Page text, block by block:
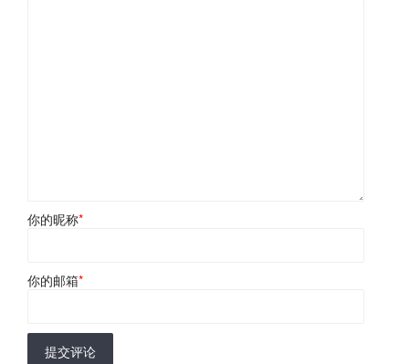
你的昵称*
你的邮箱*
提交评论